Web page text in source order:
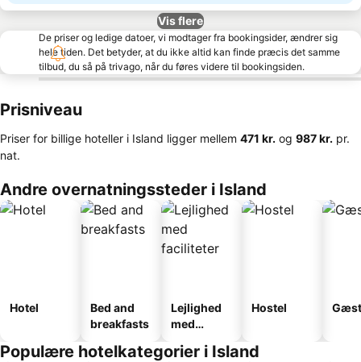
Vis flere
De priser og ledige datoer, vi modtager fra bookingsider, ændrer sig
hele tiden. Det betyder, at du ikke altid kan finde præcis det samme
tilbud, du så på trivago, når du føres videre til bookingsiden.
Prisniveau
Priser for billige hoteller i Island ligger mellem ‎471 kr. og ‎987 kr. pr.
nat.
Andre overnatningssteder i Island
Hotel
Bed and
breakfasts
Lejlighed
med
Hostel
Populære hotelkategorier i Island